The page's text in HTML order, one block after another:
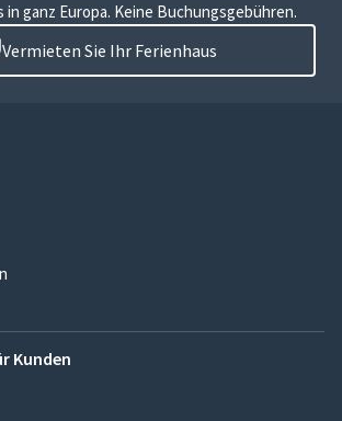
in ganz Europa. Keine Buchungsgebühren.
Vermieten Sie Ihr Ferienhaus
Kunden